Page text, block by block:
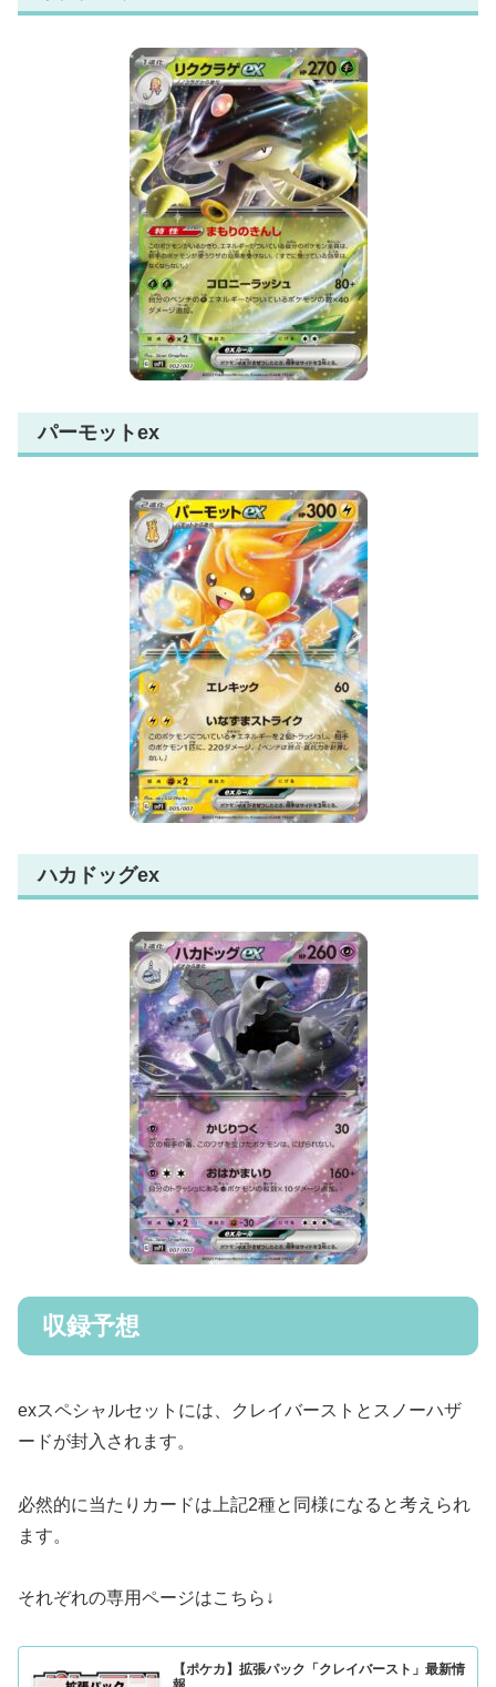
パーモットex
ハカドッグex
収録予想
exスペシャルセットには、クレイバーストとスノーハザ
ードが封入されます。
必然的に当たりカードは上記2種と同様になると考えられ
ます。
それぞれの専用ページはこちら ↓
【ポケカ】拡張パック「クレイバースト」最新情